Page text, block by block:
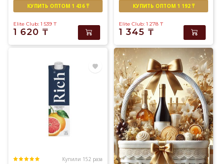
КУПИТЬ ОПТОМ 1 436 ₸
Elite Club: 1 539 ₸
1 620 ₸
КУПИТЬ ОПТОМ 1 192 ₸
Elite Club: 1 278 ₸
1 345 ₸
Купили 152 раза